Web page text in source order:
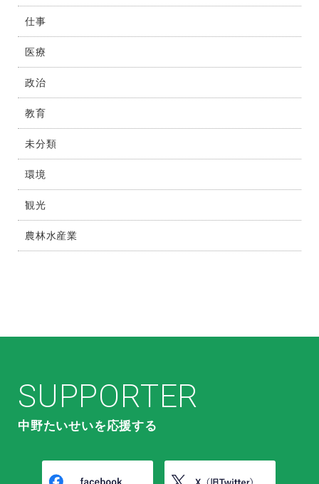
仕事
医療
政治
教育
未分類
環境
観光
農林水産業
SUPPORTER
中野たいせいを応援する